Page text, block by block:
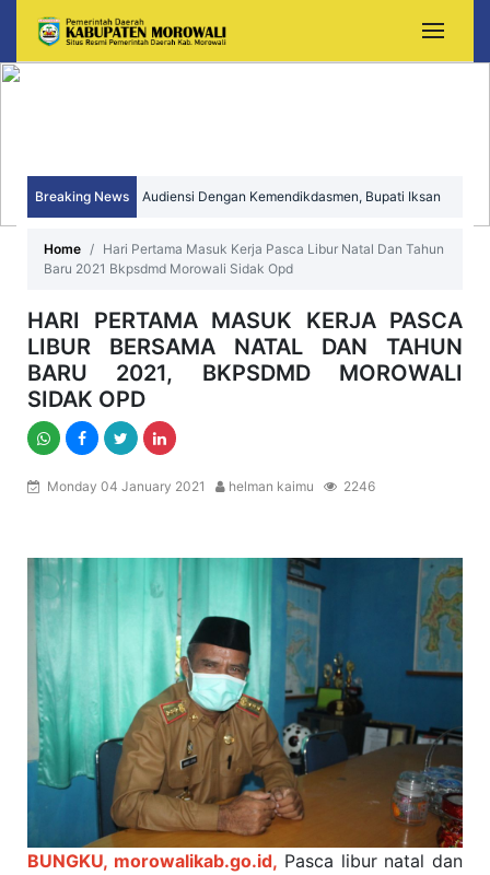
Breaking News
HUT ke-15 Kecamatan Bungku Timur
Pendidikan Morowali
Home
Hari Pertama Masuk Kerja Pasca Libur Natal Dan Tahun
Baru 2021 Bkpsdmd Morowali Sidak Opd
HARI PERTAMA MASUK KERJA PASCA
LIBUR BERSAMA NATAL DAN TAHUN
BARU 2021, BKPSDMD MOROWALI
SIDAK OPD
Monday 04 January 2021 helman kaimu 2246
BUNGKU, morowalikab.go.id, Pasca libur natal dan